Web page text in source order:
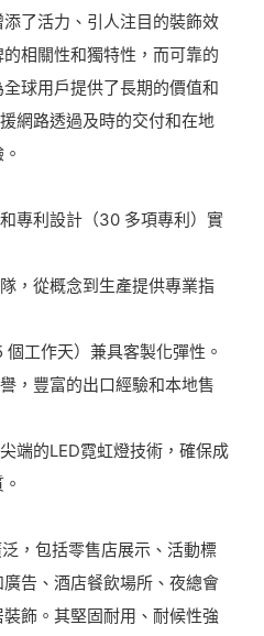
了活力、引人注目的裝飾效
相關性和獨特性，而可靠的
球用戶提供了長期的價值和
網路透過及時的交付和在地
專利設計（30 多項專利）實
，從概念到生產提供專業指
工作天）兼具客製化彈性。
，豐富的出口經驗和本地售
端的LED霓虹燈技術，確保成
，包括零售店展示、活動標
告、酒店餐飲場所、夜總會
飾。其堅固耐用、耐候性強